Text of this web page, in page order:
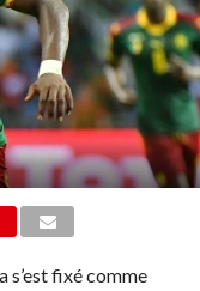
s’est fixé comme